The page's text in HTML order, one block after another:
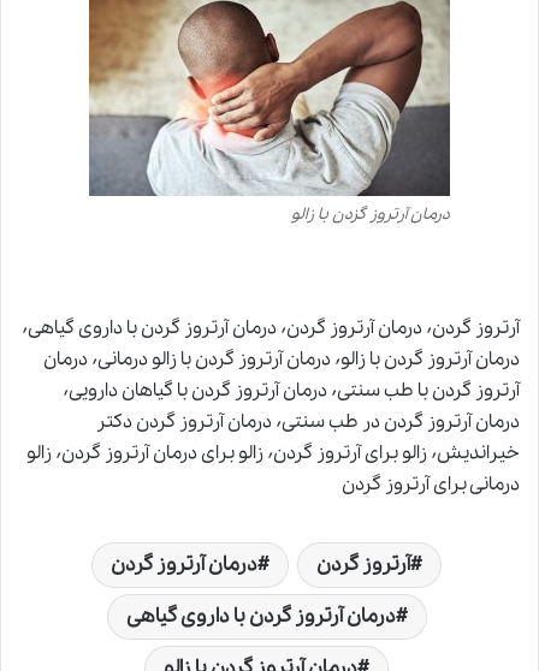
درمان آرتروز گزدن با زالو
آرتروز گردن٬ درمان آرتروز گردن٬ درمان آرتروز گردن با داروی گیاهی٬
درمان آرتروز گردن با زالو٬ درمان آرتروز گردن با زالو درمانی٬ درمان
آرتروز گردن با طب سنتی٬ درمان آرتروز گردن با گیاهان دارویی٬
درمان آرتروز گردن در طب سنتی٬ درمان آرتروز گردن دکتر
خیراندیش٬ زالو برای آرتروز گردن٬ زالو برای درمان آرتروز گردن٬ زالو
درمانی برای آرتروز گردن
آرتروز گردن
درمان آرتروز گردن
درمان آرتروز گردن با داروی گیاهی